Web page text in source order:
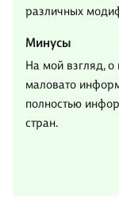
различных
Минусы
На мой взгляд, о
маловато
полностью
стран.